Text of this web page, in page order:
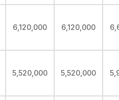
6,120,000 6,120,000
5,520,000 5,520,000